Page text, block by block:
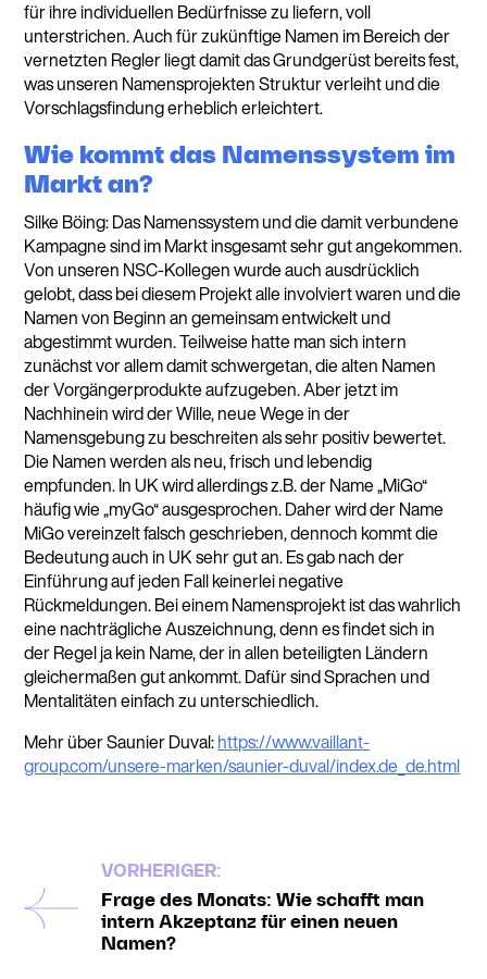
für ihre individuellen Bedürfnisse zu liefern, voll
unterstrichen. Auch für zukünftige Namen im Bereich der
vernetzten Regler liegt damit das Grundgerüst bereits fest,
was unseren Namensprojekten Struktur verleiht und die
Vorschlagsfindung erheblich erleichtert.
Wie kommt das Namenssystem im
Markt an?
Silke Böing: Das Namenssystem und die damit verbundene
Kampagne sind im Markt insgesamt sehr gut angekommen.
Von unseren NSC-Kollegen wurde auch ausdrücklich
gelobt, dass bei diesem Projekt alle involviert waren und die
Namen von Beginn an gemeinsam entwickelt und
abgestimmt wurden. Teilweise hatte man sich intern
zunächst vor allem damit schwergetan, die alten Namen
der Vorgängerprodukte aufzugeben. Aber jetzt im
Nachhinein wird der Wille, neue Wege in der
Namensgebung zu beschreiten als sehr positiv bewertet.
Die Namen werden als neu, frisch und lebendig
empfunden. In UK wird allerdings z.B. der Name „MiGo“
häufig wie „myGo“ ausgesprochen. Daher wird der Name
MiGo vereinzelt falsch geschrieben, dennoch kommt die
Bedeutung auch in UK sehr gut an. Es gab nach der
Einführung auf jeden Fall keinerlei negative
Rückmeldungen. Bei einem Namensprojekt ist das wahrlich
eine nachträgliche Auszeichnung, denn es findet sich in
der Regel ja kein Name, der in allen beteiligten Ländern
gleichermaßen gut ankommt. Dafür sind Sprachen und
Mentalitäten einfach zu unterschiedlich.
Mehr über Saunier Duval:https://www.vaillant-
group.com/unsere-marken/saunier-duval/index.de_de.html
VORHERIGER:
Frage des Monats: Wie schafft man
intern Akzeptanz für einen neuen
Namen?